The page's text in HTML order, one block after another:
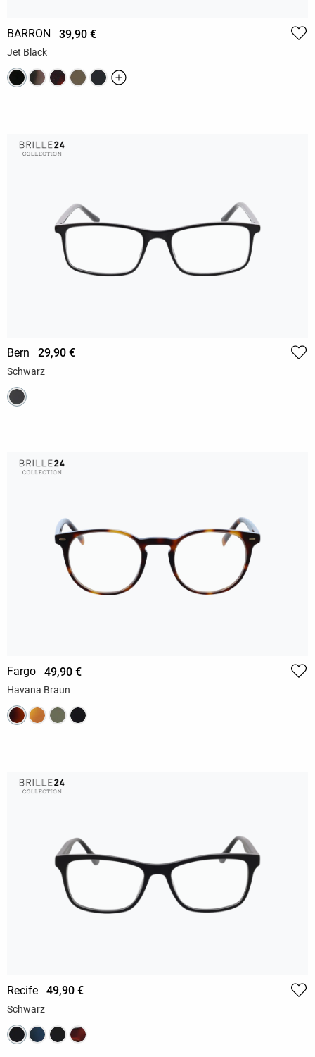
BARRON 39,90 €
Jet Black
Bern 29,90 €
Schwarz
Fargo 49,90 €
Havana Braun
Recife 49,90 €
Schwarz